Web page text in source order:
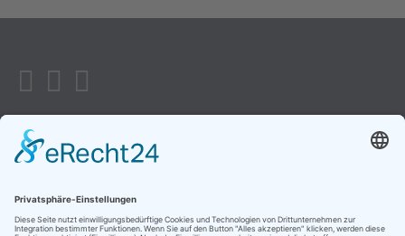
Unser Standort
Hauptstraße 14,